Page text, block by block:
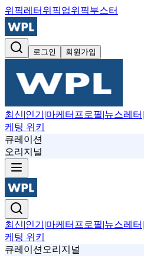
위픽레터 위픽업위픽부스터
로그인 회원가입
최신|인기 |마케터프로필|뉴스레터 |
케팅 위키
큐레이션
오리지널
최신|인기 |마케터프로필|뉴스레터 |
케팅 위키
큐레이션 오리지널